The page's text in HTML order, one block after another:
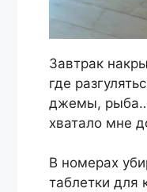
Завтрак
где
джемы, рыба…
хватало мне
В номерах
таблетки для